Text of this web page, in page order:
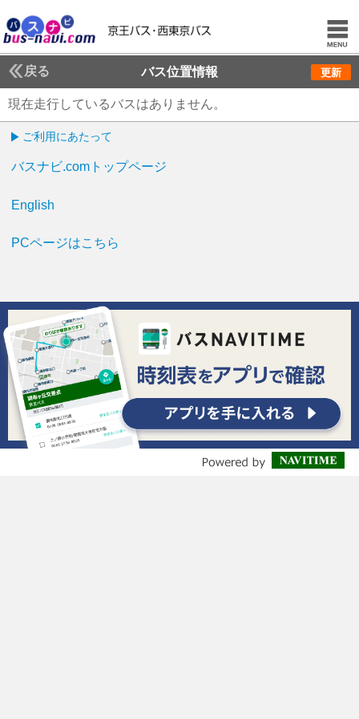
戻る バス位置情報 更新
現在走行しているバスはありません。
ご利用にあたって
バスナビ.comトップページ
English
PCページはこちら